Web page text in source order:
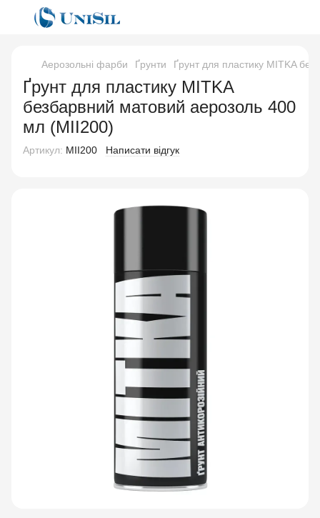
Аерозольні фарби Ґрунти Ґрунт для пластику MITKA
Ґрунт для пластику MITKA
безбарвний матовий аерозоль 400
мл (MII200)
Артикул: MII200 Написати відгук